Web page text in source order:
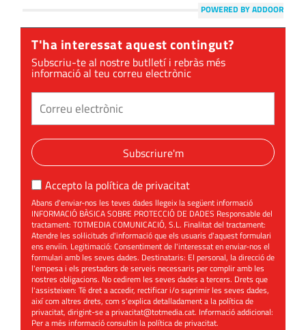
POWERED BY ADDOOR
T'ha interessat aquest contingut?
Subscriu-te al nostre butlletí i rebràs més
informació al teu correu electrònic
Subscriure'm
Accepto la política de privacitat
Abans d'enviar-nos les teves dades llegeix la següent informació
INFORMACIÓ BÀSICA SOBRE PROTECCIÓ DE DADES Responsable del
tractament: TOTMEDIA COMUNICACIÓ, S.L. Finalitat del tractament:
Atendre les sol·licituds d'informació que els usuaris d'aquest formulari
ens enviïn. Legitimació: Consentiment de l'interessat en enviar-nos el
formulari amb les seves dades. Destinataris: El personal, la direcció de
l'empesa i els prestadors de serveis necessaris per complir amb les
nostres obligacions. No cedirem les seves dades a tercers. Drets que
l'assisteixen: Té dret a accedir, rectificar i/o suprimir les seves dades,
així com altres drets, com s'explica detalladament a la política de
privacitat, dirigint-se aprivacitat@totmedia.cat. Informació addicional:
Per a més informació consultin lapolítica de privacitat.